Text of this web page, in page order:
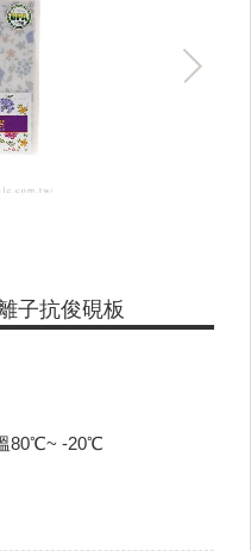
子抗俊硯板
80℃~ -20℃